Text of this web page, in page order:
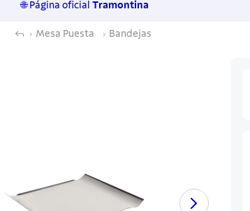
🌐 Página oficial Tramontina
Mesa Puesta Bandejas